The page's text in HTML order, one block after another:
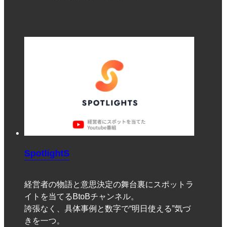
SpotlightS
経営者の物語と意思決定の舞台裏にスポットラ
イトを当てるBtoBチャンネル。
誇張なく、具体事例と数字で“明日使える”気づ
きを一つ。